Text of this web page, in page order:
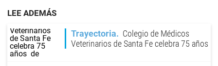
LEE ADEMÁS
Trayectoria
Colegio de Médicos
Veterinarios de Santa Fe celebra 75 años